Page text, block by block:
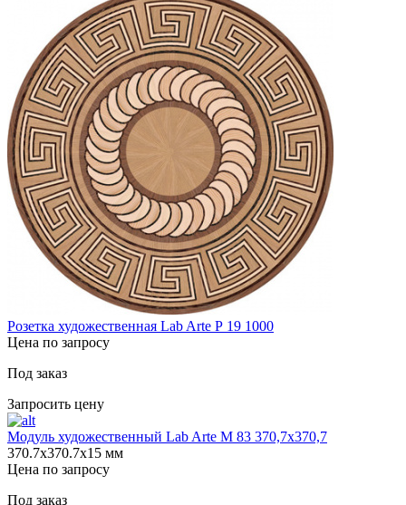
Розетка художественная Lab Arte Р 19 1000
Цена по запросу
Под заказ
Запросить цену
Модуль художественный Lab Arte М 83 370,7х370,7
370.7х370.7х15 мм
Цена по запросу
Под заказ